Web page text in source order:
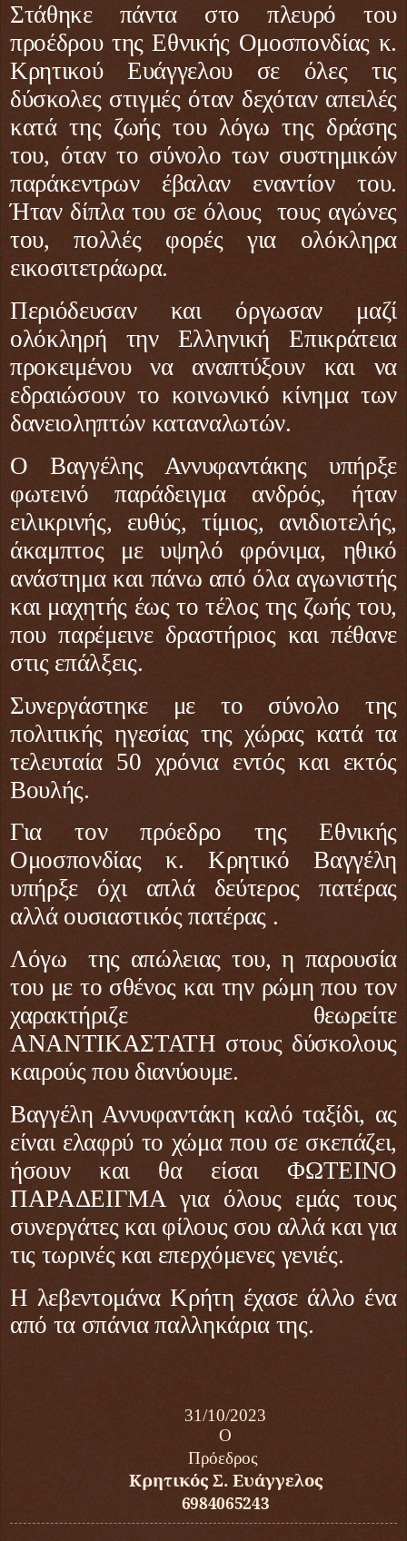
Στάθηκε πάντα στο πλευρό του
προέδρου της Εθνικής Ομοσπονδίας κ.
Κρητικού Ευάγγελου σε όλες τις
δύσκολες στιγμές όταν δεχόταν απειλές
κατά της ζωής του λόγω της δράσης
του, όταν το σύνολο των συστημικών
παράκεντρων
έβαλαν εναντίον
του.
Ήταν δίπλα του σε όλους τους αγώνες
του, πολλές φορές για ολόκληρα
εικοσιτετράωρα.
Περιόδευσαν και όργωσαν μαζί
ολόκληρή την Ελληνική Επικράτεια
προκειμένου να αναπτύξουν και να
εδραιώσουν το κοινωνικό κίνημα των
δανειοληπτών καταναλωτών.
Ο Βαγγέλης Αννυφαντάκης υπήρξε
φωτεινό παράδειγμα ανδρός, ήταν
ειλικρινής, ευθύς, τίμιος, ανιδιοτελής,
άκαμπτος με υψηλό φρόνιμα, ηθικό
ανάστημα και πάνω από όλα αγωνιστής
και μαχητής έως το τέλος της ζωής του,
που παρέμεινε δραστήριος και πέθανε
στις επάλξεις.
Συνεργάστηκε με το σύνολο της
πολιτικής ηγεσίας της χώρας κατά τα
τελευταία 50 χρόνια εντός και εκτός
Βουλής.
Για τον πρόεδρο της Εθνικής
Ομοσπονδίας κ. Κρητικό Βαγγέλη
υπήρξε όχι απλά δεύτερος πατέρας
αλλά ουσιαστικός πατέρας .
Λόγω
της απώλειας του, η παρουσία
του με το σθένος και την ρώμη που τον
χαρακτήριζε θεωρείτε
ΑΝΑΝΤΙΚΑΣΤΑΤΗ στους δύσκολους
καιρούς που διανύουμε.
Βαγγέλη Αννυφαντάκη καλό ταξίδι, ας
είναι ελαφρύ το χώμα που σε σκεπάζει,
ήσουν και θα είσαι ΦΩΤΕΙΝΟ
ΠΑΡΑΔΕΙΓΜΑ για όλους εμάς τους
συνεργάτες και φίλους σου αλλά και για
τις τωρινές και επερχόμενες γενιές.
Η λεβεντομάνα Κρήτη έχασε άλλο ένα
από τα σπάνια παλληκάρια της.
31/10/2023
O
Πρόεδρος
Κρητικός Σ. Ευάγγελος
6984065243